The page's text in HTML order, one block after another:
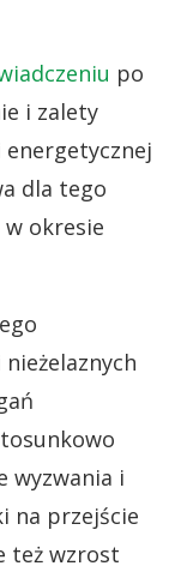
po
i zalety
dla tego
okresie
wyzwania i
na przejście
też wzrost